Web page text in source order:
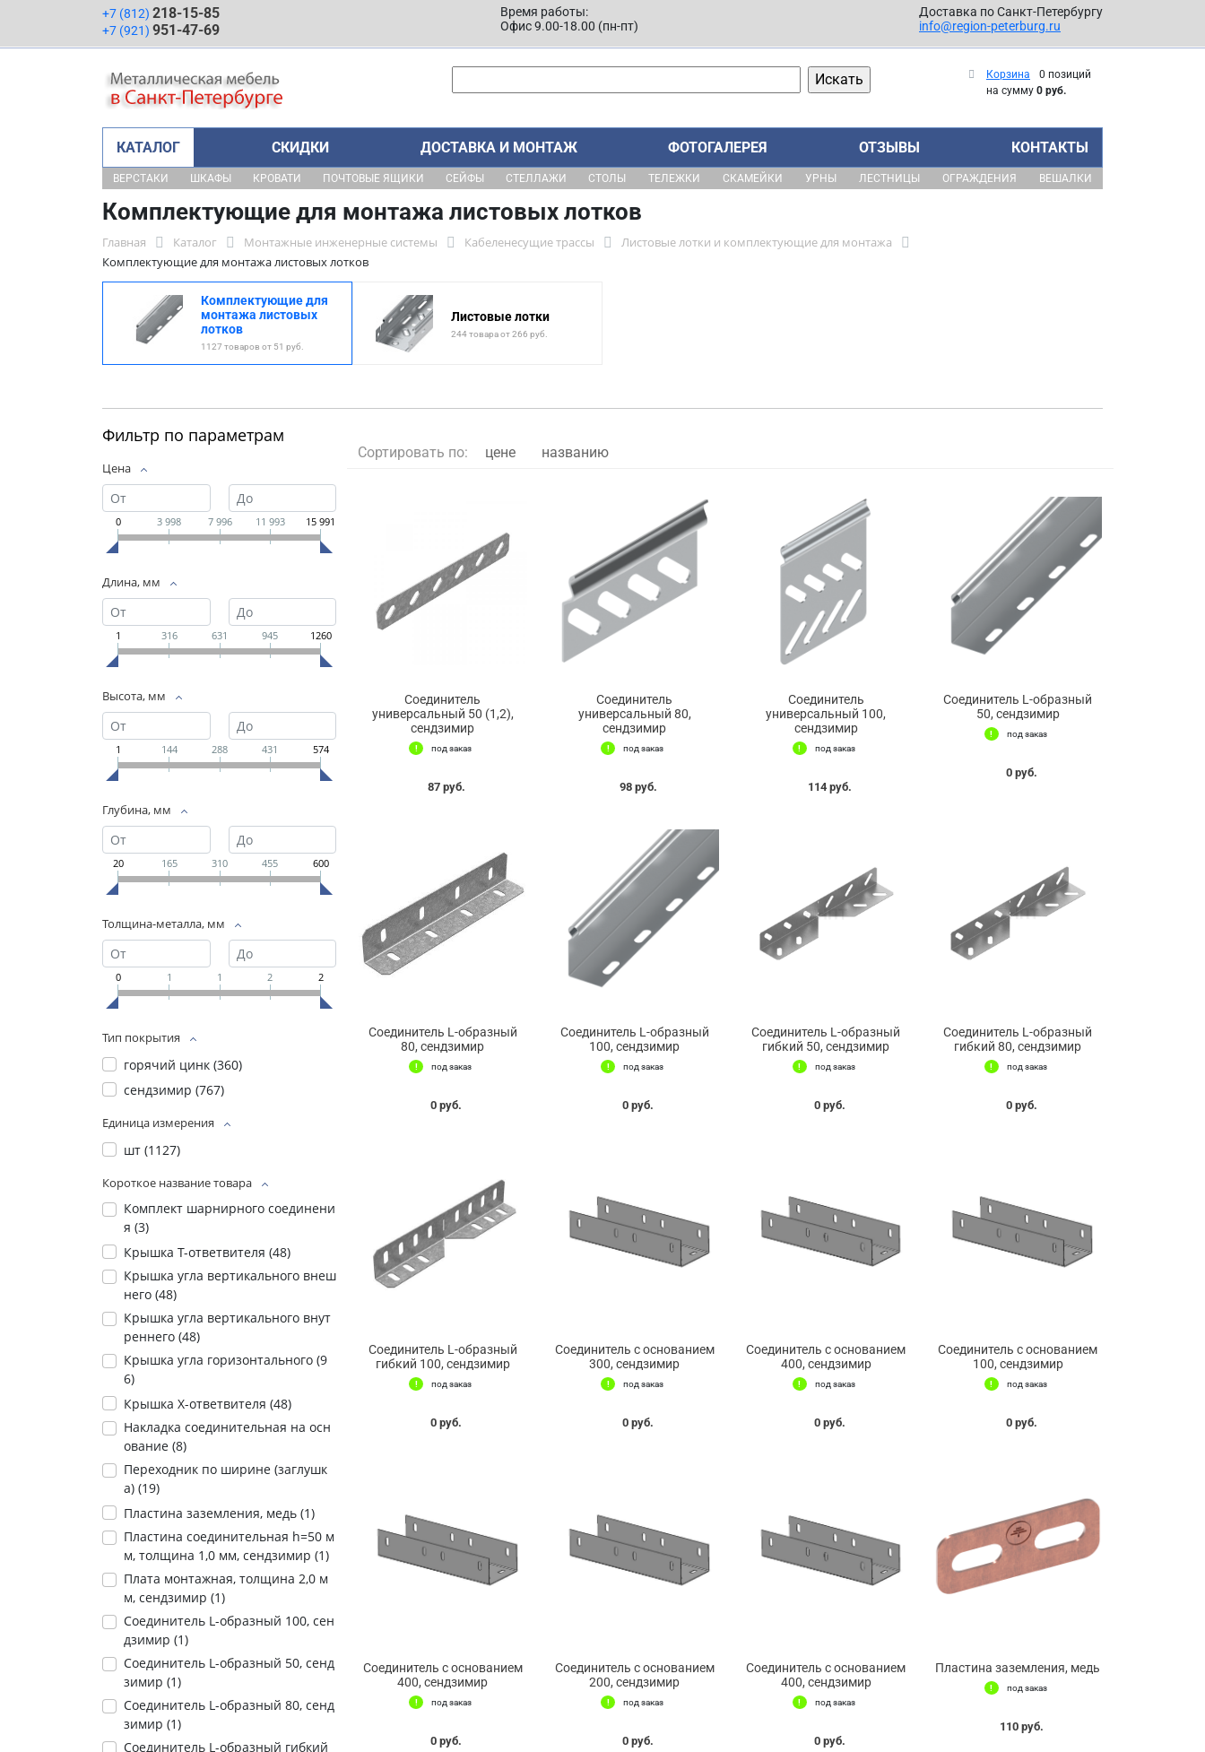
+7 (812) 218-15-85
+7 (921) 951-47-69
Время работы:
Офис 9.00-18.00 (пн-пт)
Доставка по Санкт-Петербургу
info@region-peterburg.ru
Корзина
0 позиций
на сумму 0 руб.
КАТАЛОГ СКИДКИ ДОСТАВКА И МОНТАЖ ФОТОГАЛЕРЕЯ ОТЗЫВЫ КОНТАКТЫ
ВЕРСТАКИ ШКАФЫ КРОВАТИ ПОЧТОВЫЕ ЯЩИКИ СЕЙФЫ СТЕЛЛАЖИ СТОЛЫ ТЕЛЕЖКИ СКАМЕЙКИ УРНЫ ЛЕСТНИЦЫ ОГРАЖДЕНИЯ ВЕШАЛКИ
Комплектующие для монтажа листовых лотков
Главная Каталог Монтажные инженерные системы Кабеленесущие трассы
Листовые лотки и комплектующие для монтажа
Комплектующие для монтажа листовых лотков
Комплектующие для
монтажа листовых
лотков
1127 товаров от 51 руб.
Листовые лотки
244 товара от 266 руб.
Фильтр по параметрам
Цена
0 3 998 7 996 11 993 15 991
Длина, мм
1 316 631 945 1260
Высота, мм
1 144 288 431 574
Глубина, мм
20 165 310 455 600
Толщина-металла, мм
0 1 1 2 2
Тип покрытия
горячий цинк (360)
сендзимир (767)
Единица измерения
шт (1127)
Короткое название товара
Комплект шарнирного соединени
я (3)
Крышка Т-ответвителя (48)
Крышка угла вертикального внеш
него (48)
Крышка угла вертикального внут
реннего (48)
Крышка угла горизонтального (9
6)
Крышка Х-ответвителя (48)
Накладка соединительная на осн
ование (8)
Переходник по ширине (заглушк
а) (19)
Пластина заземления, медь (1)
Пластина соединительная h=50 м
м, толщина 1,0 мм, сендзимир (1)
Плата монтажная, толщина 2,0 м
м, сендзимир (1)
Соединитель L-образный 100, сен
дзимир (1)
Соединитель L-образный 50, сенд
зимир (1)
Соединитель L-образный 80, сенд
зимир (1)
Соединитель L-образный гибкий
Сортировать по: цене названию
Соединитель
универсальный 50 (1,2),
сендзимир
под заказ
87 руб.
Соединитель
универсальный 80,
сендзимир
под заказ
98 руб.
Соединитель
универсальный 100,
сендзимир
под заказ
114 руб.
Соединитель L-образный
50, сендзимир
под заказ
0 руб.
Соединитель L-образный
80, сендзимир
под заказ
0 руб.
Соединитель L-образный
100, сендзимир
под заказ
0 руб.
Соединитель L-образный
гибкий 50, сендзимир
под заказ
0 руб.
Соединитель L-образный
гибкий 80, сендзимир
под заказ
0 руб.
Соединитель L-образный
гибкий 100, сендзимир
под заказ
0 руб.
Соединитель с основанием
300, сендзимир
под заказ
0 руб.
Соединитель с основанием
400, сендзимир
под заказ
0 руб.
Соединитель с основанием
100, сендзимир
под заказ
0 руб.
Соединитель с основанием
400, сендзимир
под заказ
0 руб.
Соединитель с основанием
200, сендзимир
под заказ
0 руб.
Соединитель с основанием
400, сендзимир
под заказ
0 руб.
Пластина заземления, медь
под заказ
110 руб.